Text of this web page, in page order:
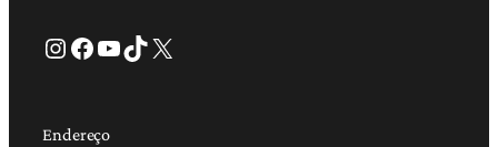
Instagram Facebook Youtube TikTok X
Endereço